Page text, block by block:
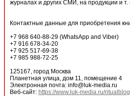
журналах и других СМИ, на продукции и т.
Контактные данные для приобретения
+7 968 640-88-29 (WhatsApp and Viber)
+7 916 678-34-20
+7 925 517-69-38
+7 985 988-72-25
125167, город Москва
Планетная улица, дом 11, помещение 4
Электронная почта: info@luk-media.ru
Веб-сайт: https://www.luk-media.ru/